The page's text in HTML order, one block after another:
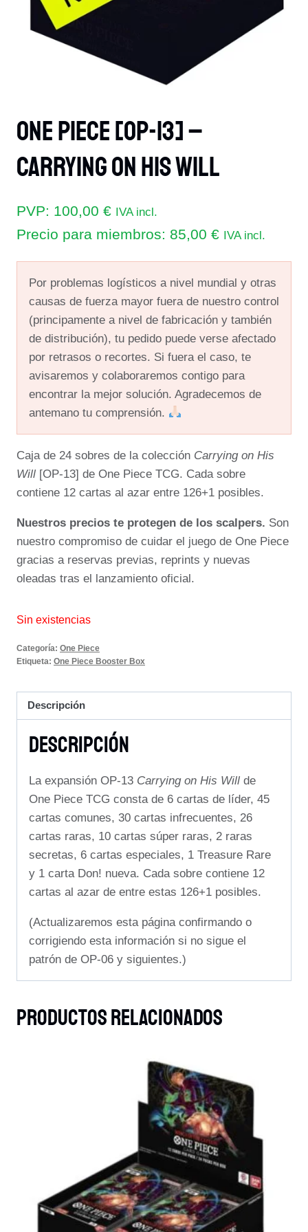
One Piece [OP-13] –
Carrying On His Will
PVP: 100,00 € IVA incl.
Precio para miembros: 85,00 € IVA incl.
Por problemas logísticos a nivel mundial y otras
causas de fuerza mayor fuera de nuestro control
(principamente a nivel de fabricación y también
de distribución), tu pedido puede verse afectado
por retrasos o recortes. Si fuera el caso, te
avisaremos y colaboraremos contigo para
encontrar la mejor solución. Agradecemos de
antemano tu comprensión.
Caja de 24 sobres de la colección Carrying on His
Will [OP-13] de One Piece TCG. Cada sobre
contiene 12 cartas al azar entre 126+1 posibles.
Nuestros precios te protegen de los scalpers. Son
nuestro compromiso de cuidar el juego de One Piece
gracias a reservas previas, reprints y nuevas
oleadas tras el lanzamiento oficial.
Sin existencias
Categoría: One Piece
Etiqueta: One Piece Booster Box
Descripción
Descripción
La expansión OP-13 Carrying on His Will de
One Piece TCG consta de 6 cartas de líder, 45
cartas comunes, 30 cartas infrecuentes, 26
cartas raras, 10 cartas súper raras, 2 raras
secretas, 6 cartas especiales, 1 Treasure Rare
y 1 carta Don! nueva. Cada sobre contiene 12
cartas al azar de entre estas 126+1 posibles.
(Actualizaremos esta página confirmando o
corrigiendo esta información si no sigue el
patrón de OP-06 y siguientes.)
Productos Relacionados